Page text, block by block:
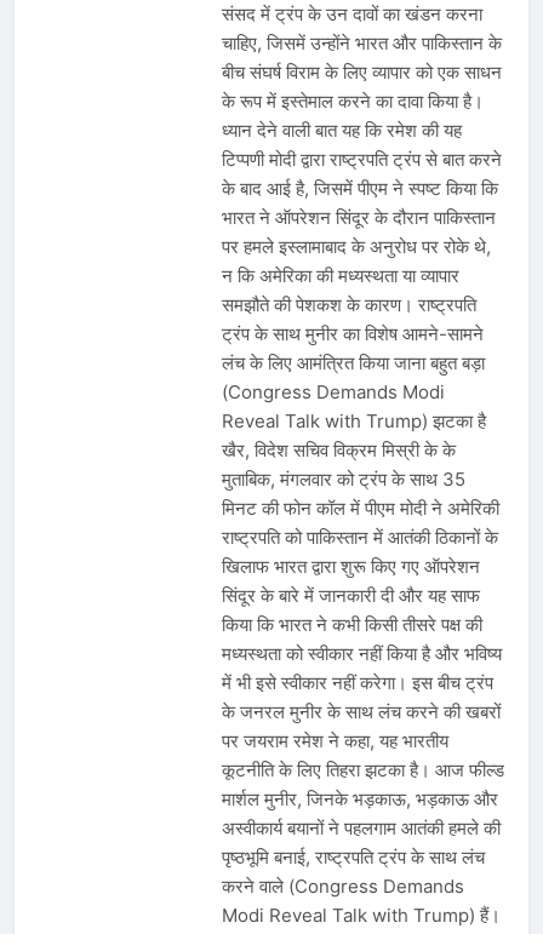
संसद में ट्रंप के उन दावों का खंडन करना
चाहिए, जिसमें उन्होंने भारत और पाकिस्तान के
बीच संघर्ष विराम के लिए व्यापार को एक साधन
के रूप में इस्तेमाल करने का दावा किया है।
ध्यान देने वाली बात यह कि रमेश की यह
टिप्पणी मोदी द्वारा राष्ट्रपति ट्रंप से बात करने
के बाद आई है, जिसमें पीएम ने स्पष्ट किया कि
भारत ने ऑपरेशन सिंदूर के दौरान पाकिस्तान
पर हमले इस्लामाबाद के अनुरोध पर रोके थे,
न कि अमेरिका की मध्यस्थता या व्यापार
समझौते की पेशकश के कारण। राष्ट्रपति
ट्रंप के साथ मुनीर का विशेष आमने-सामने
लंच के लिए आमंत्रित किया जाना बहुत बड़ा
(Congress Demands Modi
Reveal Talk with Trump) झटका है
खैर, विदेश सचिव विक्रम मिस्री के के
मुताबिक, मंगलवार को ट्रंप के साथ 35
मिनट की फोन कॉल में पीएम मोदी ने अमेरिकी
राष्ट्रपति को पाकिस्तान में आतंकी ठिकानों के
खिलाफ भारत द्वारा शुरू किए गए ऑपरेशन
सिंदूर के बारे में जानकारी दी और यह साफ
किया कि भारत ने कभी किसी तीसरे पक्ष की
मध्यस्थता को स्वीकार नहीं किया है और भविष्य
में भी इसे स्वीकार नहीं करेगा। इस बीच ट्रंप
के जनरल मुनीर के साथ लंच करने की खबरों
पर जयराम रमेश ने कहा, यह भारतीय
कूटनीति के लिए तिहरा झटका है। आज फील्ड
मार्शल मुनीर, जिनके भड़काऊ, भड़काऊ और
अस्वीकार्य बयानों ने पहलगाम आतंकी हमले की
पृष्ठभूमि बनाई, राष्ट्रपति ट्रंप के साथ लंच
करने वाले (Congress Demands
Modi Reveal Talk with Trump) हैं।